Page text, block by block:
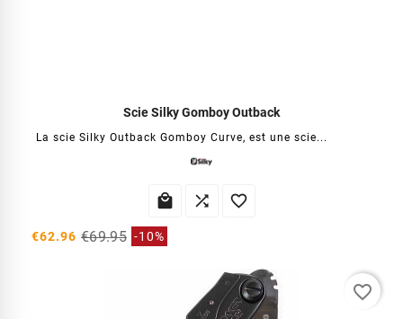
Scie Silky Gomboy Outback
La scie Silky Outback Gomboy Curve, est une scie...
  
€62.96 €69.95 -10%
favorite_border